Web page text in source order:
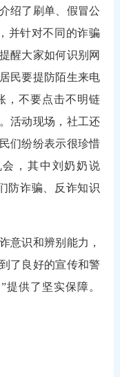
绍了刷单、假冒公
并针对不同的诈骗
醒大家如何识别网
民要提防陌生来电
，不要点击不明链
活动现场，社工还
们纷纷表示很珍惜
，其中刘奶奶说
防诈骗、反诈知识
识和辨别能力，
了良好的宣传和警
供了坚实保障。